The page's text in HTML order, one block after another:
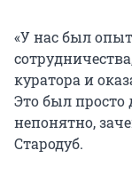
«У нас был
куратора и
Это был
непонятно,
Стародуб.